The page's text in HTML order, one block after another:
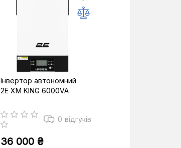
Інвертор автономний
2E XM KING 6000VA
0 відгуків
36 000 ₴